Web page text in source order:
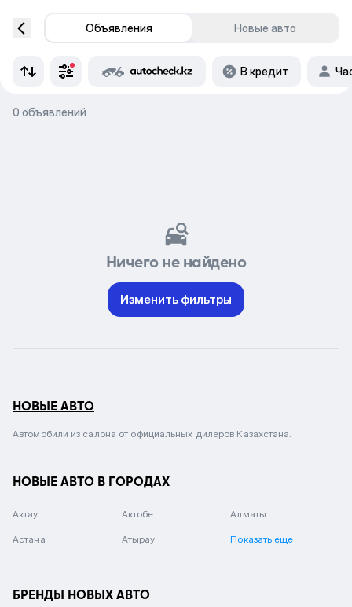
Объявления Новые авто
В кредит
0 объявлений
Ничего не найдено
Изменить фильтры
НОВЫЕ АВТО
Автомобили из салона от официальных дилеров Казахстана.
НОВЫЕ АВТО В ГОРОДАХ
Актау Актобе Алматы
Астана Атырау Показать еще
БРЕНДЫ НОВЫХ АВТО